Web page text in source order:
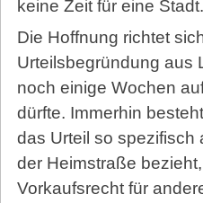
keine Zeit für eine
Die Hoffnung richtet
Urteilsbegründung aus
noch einige Wochen
dürfte. Immerhin
das Urteil so spezifisch
der Heimstraße
Vorkaufsrecht für